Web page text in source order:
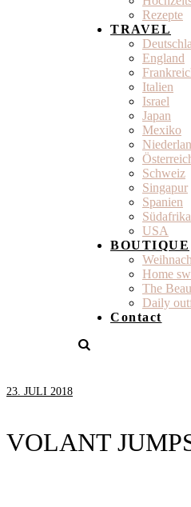
Rezepte
TRAVEL
England
Italien
Israel
Japan
Mexiko
Schweiz
Singapur
Spanien
Südafrika
USA
BOUTIQUE
Home
The
Daily
Contact
23. JULI 2018
VOLANT